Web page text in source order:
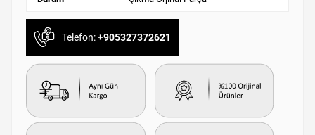
Telefon:+905327372621